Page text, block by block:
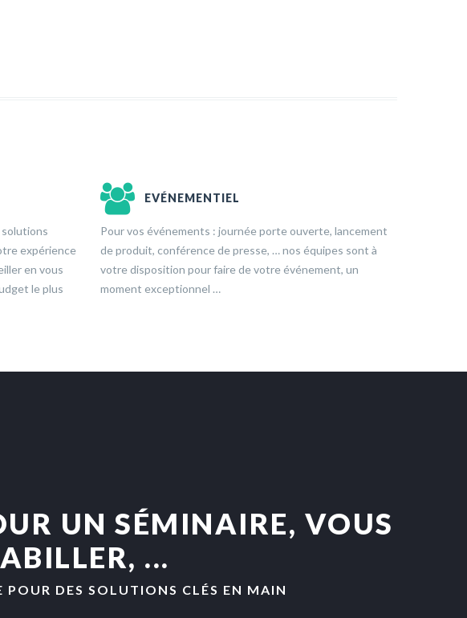
expérience
en vous
le plus
EVÉNEMENTIEL
Pour vos événements : journée porte ouverte, lancement
de produit, conférence de presse, … nos équipes sont à
votre disposition pour faire de votre événement, un
moment exceptionnel …
UN SÉMINAIRE, VOUS
...
DES SOLUTIONS CLÉS EN MAIN